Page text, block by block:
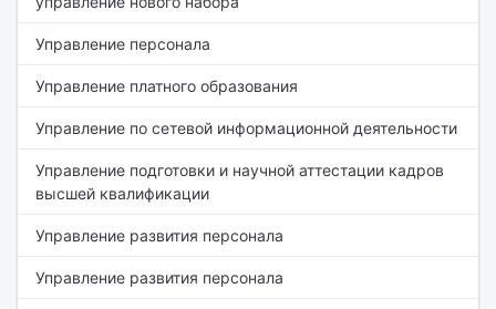
Управление персонала
Управление платного образования
Управление по сетевой информационной деятельности
Управление подготовки и научной аттестации кадров
высшей квалификации
Управление развития персонала
Управление развития персонала